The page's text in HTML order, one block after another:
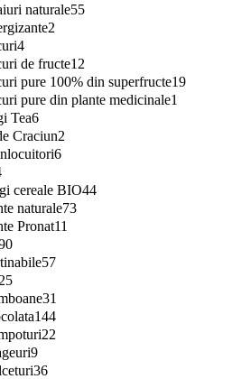
naturale55
2
4
de fructe12
pure 100% din superfructe19
pure din plante medicinale1
Tea6
Craciun2
6
cereale BIO44
naturale73
Pronat11
57
31
144
22
9
36